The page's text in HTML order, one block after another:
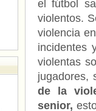
el fútbol
violentos.
violencia
incidentes
violentas
jugadores,
de la
senior,